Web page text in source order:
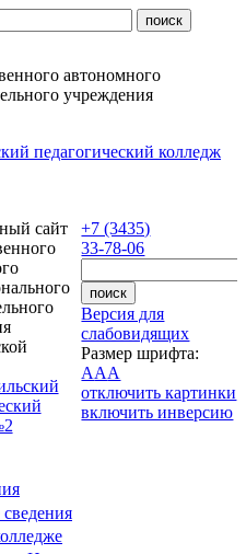
автономного
учреждения
педагогический колледж
+7 (3435)
33-78-06
Версия для
слабовидящих
Размер шрифта:
AAA
отключить картинки
включить инверсию
сайт